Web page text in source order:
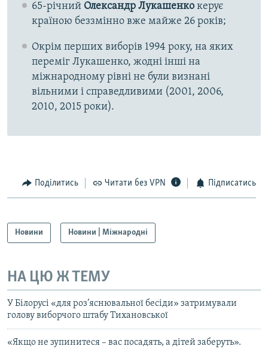
65-річний Олександр Лукашенкокерує
країною беззмінно вже майже 26 років;
Окрім перших виборів 1994 року, на яких
переміг Лукашенко, жодні інші на
міжнародному рівні не були визнані
вільними і справедливими (2001, 2006,
2010, 2015 роки).
Поділитись Читати без VPN Підписатись
Новини Новини | Міжнародні
НА ЦЮ Ж ТЕМУ
У Білорусі «для роз’яснювальної бесіди» затримували
голову виборчого штабу Тихановської
«Якщо не зупинитеся – вас посадять, а дітей заберуть».